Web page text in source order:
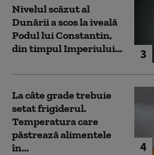
3
Nivelul scăzut al
Dunării a scos la iveală
Podul lui Constantin,
din timpul Imperiului...
4
La câte grade trebuie
setat frigiderul.
Temperatura care
păstrează alimentele
în...